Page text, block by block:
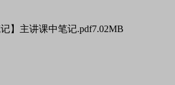
】主讲课中笔记.pdf7.02MB